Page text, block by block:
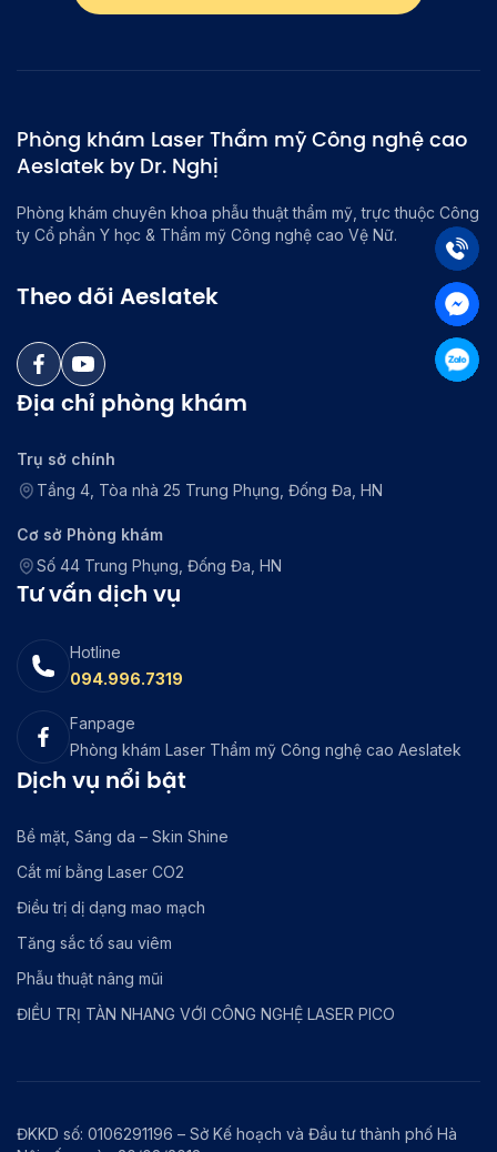
Phòng khám Laser Thẩm mỹ Công nghệ cao
Aeslatek by Dr. Nghị
Phòng khám chuyên khoa phẫu thuật thẩm mỹ, trực thuộc Công
ty Cổ phần Y học & Thẩm mỹ Công nghệ cao Vệ Nữ.
Theo dõi Aeslatek
Địa chỉ phòng khám
Trụ sở chính
Tầng 4, Tòa nhà 25 Trung Phụng, Đống Đa, HN
Cơ sở Phòng khám
Số 44 Trung Phụng, Đống Đa, HN
Tư vấn dịch vụ
Hotline
094.996.7319
Fanpage
Phòng khám Laser Thẩm mỹ Công nghệ cao Aeslatek
Dịch vụ nổi bật
Bề mặt, Sáng da – Skin Shine
Cắt mí bằng Laser CO2
Điều trị dị dạng mao mạch
Tăng sắc tố sau viêm
Phẫu thuật nâng mũi
ĐIỀU TRỊ TÀN NHANG VỚI CÔNG NGHỆ LASER PICO
ĐKKD số: 0106291196 – Sở Kế hoạch và Đầu tư thành phố Hà